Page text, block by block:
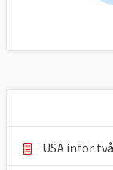
USA inför